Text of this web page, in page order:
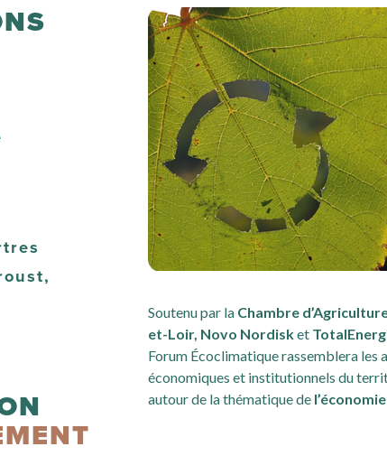
Soutenu par la Chambre
et-Loir, Novo Nordisket
Forum Écoclimatique rassemblera les
économiques et institutionnels du
autour de la thématique de